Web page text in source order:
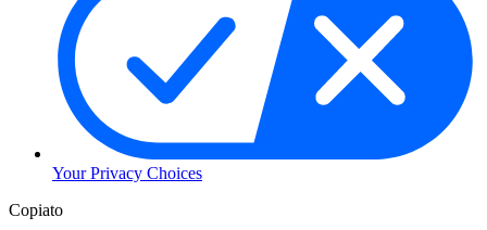
Your Privacy Choices
Copiato